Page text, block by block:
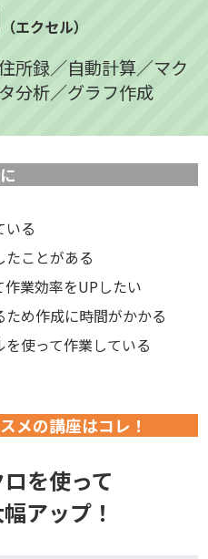
（エクセル）
所録／自動計算／マク
分析／グラフ作成
いる
ことがある
業効率をUPしたい
め作成に時間がかかる
使って作業している
メの講座はコレ！
を使って
アップ！